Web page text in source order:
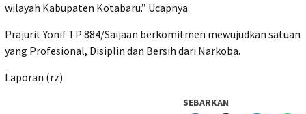
wilayah Kabupaten Kotabaru.” Ucapnya
Prajurit Yonif TP 884/Saijaan berkomitmen mewujudkan satuan
yang Profesional, Disiplin dan Bersih dari Narkoba.
Laporan (rz)
SEBARKAN